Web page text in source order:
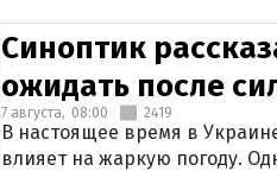
Синоптик
ожидать после
7 августа, 08:00 2419
В настоящее время в
влияет на жаркую погоду.